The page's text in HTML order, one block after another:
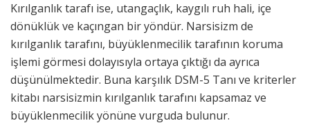
Kırılganlık tarafı ise, utangaçlık, kaygılı ruh hali, içe
dönüklük ve kaçıngan bir yöndür. Narsisizm de
kırılganlık tarafını, büyüklenmecilik tarafının koruma
işlemi görmesi dolayısıyla ortaya çıktığı da ayrıca
düşünülmektedir. Buna karşılık DSM-5 Tanı ve kriterler
kitabı narsisizmin kırılganlık tarafını kapsamaz ve
büyüklenmecilik yönüne vurguda bulunur.